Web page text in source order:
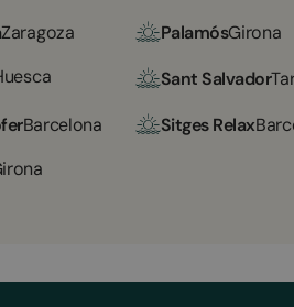
Zaragoza PalamósGirona
Sant Salvador
Barcelona Sitges Relax